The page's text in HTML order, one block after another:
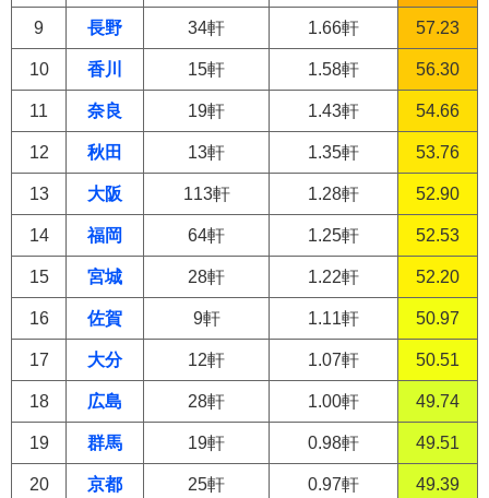
9 長野 34軒 1.66軒 57.23
10 香川 15軒 1.58軒 56.30
11 奈良 19軒 1.43軒 54.66
12 秋田 13軒 1.35軒 53.76
13 大阪 113軒 1.28軒 52.90
14 福岡 64軒 1.25軒 52.53
15 宮城 28軒 1.22軒 52.20
16 佐賀 9軒 1.11軒 50.97
17 大分 12軒 1.07軒 50.51
18 広島 28軒 1.00軒 49.74
19 群馬 19軒 0.98軒 49.51
20 京都 25軒 0.97軒 49.39